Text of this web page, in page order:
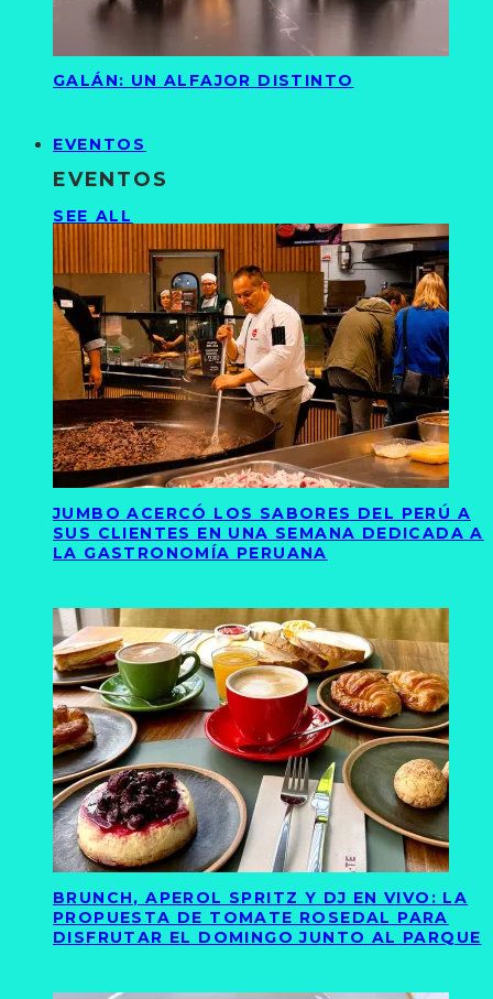
GALÁN: UN ALFAJOR DISTINTO
EVENTOS
EVENTOS
SEE ALL
JUMBO ACERCÓ LOS SABORES DEL PERÚ A
SUS CLIENTES EN UNA SEMANA DEDICADA A
LA GASTRONOMÍA PERUANA
BRUNCH, APEROL SPRITZ Y DJ EN VIVO: LA
PROPUESTA DE TOMATE ROSEDAL PARA
DISFRUTAR EL DOMINGO JUNTO AL PARQUE